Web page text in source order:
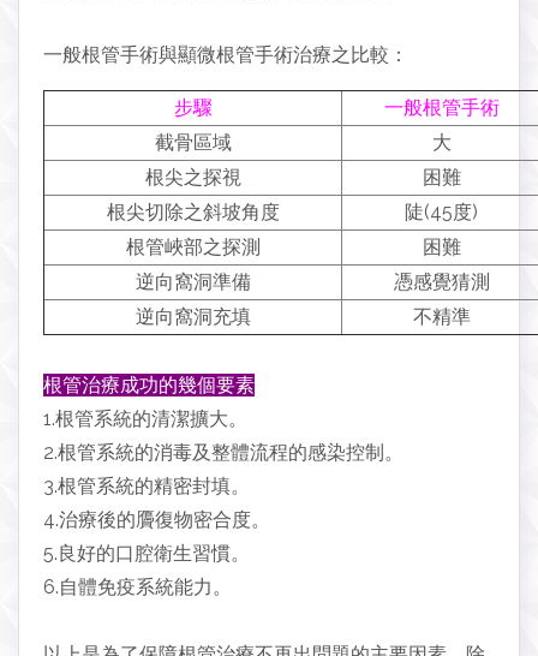
一般根管手術與顯微根管手術治療之比較：
步驟
一般根管手術
截骨區域
大
根尖之探視
困難
根尖切除之斜坡角度
陡(45度)
根管峽部之探測
困難
逆向窩洞準備
憑感覺猜測
逆向窩洞充填
不精準
根管治療成功的幾個要素
1.根管系統的清潔擴大。
2.根管系統的消毒及整體流程的感染控制。
3.根管系統的精密封填。
4.治療後的贗復物密合度。
5.良好的口腔衛生習慣。
6.自體免疫系統能力。